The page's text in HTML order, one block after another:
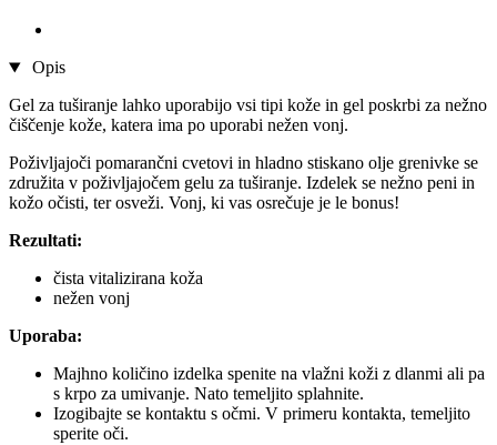
Opis
Gel za tuširanje lahko uporabijo vsi tipi kože in gel poskrbi za nežno
čiščenje kože, katera ima po uporabi nežen vonj.
Poživljajoči pomarančni cvetovi in hladno stiskano olje grenivke se
združita v poživljajočem gelu za tuširanje. Izdelek se nežno peni in
kožo očisti, ter osveži. Vonj, ki vas osrečuje je le bonus!
Rezultati:
čista vitalizirana koža
nežen vonj
Uporaba:
Majhno količino izdelka spenite na vlažni koži z dlanmi ali pa
s krpo za umivanje. Nato temeljito splahnite.
Izogibajte se kontaktu s očmi. V primeru kontakta, temeljito
sperite oči.